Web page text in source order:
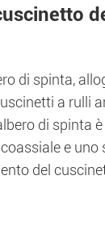
di spinta,
a rulli
di spinta
e
del